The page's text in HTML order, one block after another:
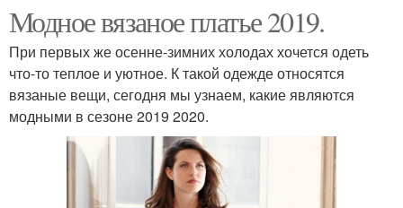
Модное вязаное платье 2019.
При первых же осенне-зимних холодах хочется одеть
что-то теплое и уютное. К такой одежде относятся
вязаные вещи, сегодня мы узнаем, какие являются
модными в сезоне 2019 2020.